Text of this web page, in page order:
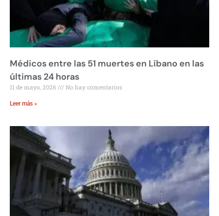
Médicos entre las 51 muertes en Líbano en las
últimas 24 horas
11 de mayo, 2026 No hay comentarios
Leer más »